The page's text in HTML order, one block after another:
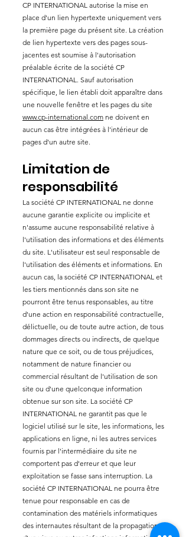
CP INTERNATIONAL autorise la mise en
place d'un lien hypertexte uniquement vers
la première page du présent site. La création
de lien hypertexte vers des pages sous-
jacentes est soumise à l'autorisation
préalable écrite de la société CP
INTERNATIONAL. Sauf autorisation
spécifique, le lien établi doit apparaître dans
une nouvelle fenêtre et les pages du site
www.cp-international.com ne doivent en
aucun cas être intégrées à l'intérieur de
pages d'un autre site.
Limitation de
responsabilité
La société CP INTERNATIONAL ne donne
aucune garantie explicite ou implicite et
n'assume aucune responsabilité relative à
l'utilisation des informations et des éléments
du site. L'utilisateur est seul responsable de
l'utilisation des éléments et informations. En
aucun cas, la société CP INTERNATIONAL et
les tiers mentionnés dans son site ne
pourront être tenus responsables, au titre
d'une action en responsabilité contractuelle,
délictuelle, ou de toute autre action, de tous
dommages directs ou indirects, de quelque
nature que ce soit, ou de tous préjudices,
notamment de nature financier ou
commercial résultant de l'utilisation de son
site ou d'une quelconque information
obtenue sur son site. La société CP
INTERNATIONAL ne garantit pas que le
logiciel utilisé sur le site, les informations, les
applications en ligne, ni les autres services
fournis par l'intermédiaire du site ne
comportent pas d'erreur et que leur
exploitation se fasse sans interruption. La
société CP INTERNATIONAL ne pourra être
tenue pour responsable en cas de
contamination des matériels informatiques
des internautes résultant de la propagation